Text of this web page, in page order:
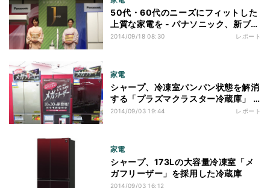
50代・60代のニーズにフィットした
上質な家電を - パナソニック、新ブラ
ンド「Jコンセプト」を発表
2014/09/18 08:30 レポート
家電
シャープ、冷凍室パンパン状態を解消
する「プラズマクラスター冷蔵庫」 -
大容量「メガフリーザー」はたくさん
2014/09/03 19:44 レポート
家電
シャープ、173Lの大容量冷凍室「メ
ガフリーザー」を採用した冷蔵庫
2014/09/03 16:12